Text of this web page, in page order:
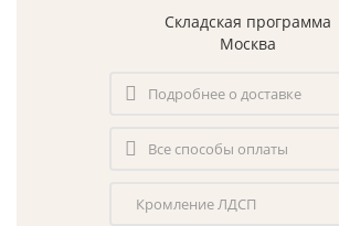
Складская программа
Москва
Подробнее о доставке
Все способы оплаты
Кромление ЛДСП